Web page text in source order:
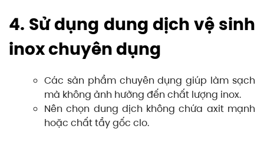
4. Sử dụng dung dịch vệ sinh
inox chuyên dụng
Các sản phẩm chuyên dụng giúp làm sạch
mà không ảnh hưởng đến chất lượng inox.
Nên chọn dung dịch không chứa axit mạnh
hoặc chất tẩy gốc clo.